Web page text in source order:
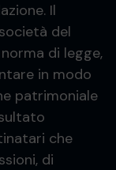
Il
del
di legge,
in modo
patrimoniale
che
di